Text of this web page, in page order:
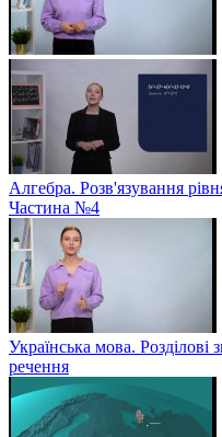
Алгебра. Розв'язування
Частина №4
Українська мова.
речення